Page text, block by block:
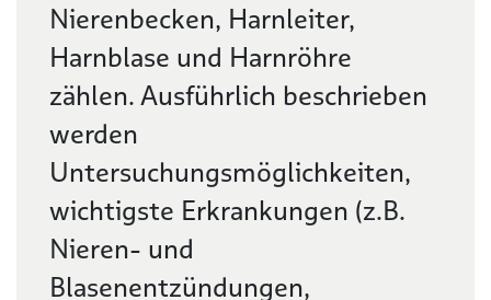
Nierenbecken, Harnleiter,
Harnblase und Harnröhre
zählen. Ausführlich beschrieben
werden
Untersuchungsmöglichkeiten,
wichtigste Erkrankungen (z.B.
Nieren- und
Blasenentzündungen,